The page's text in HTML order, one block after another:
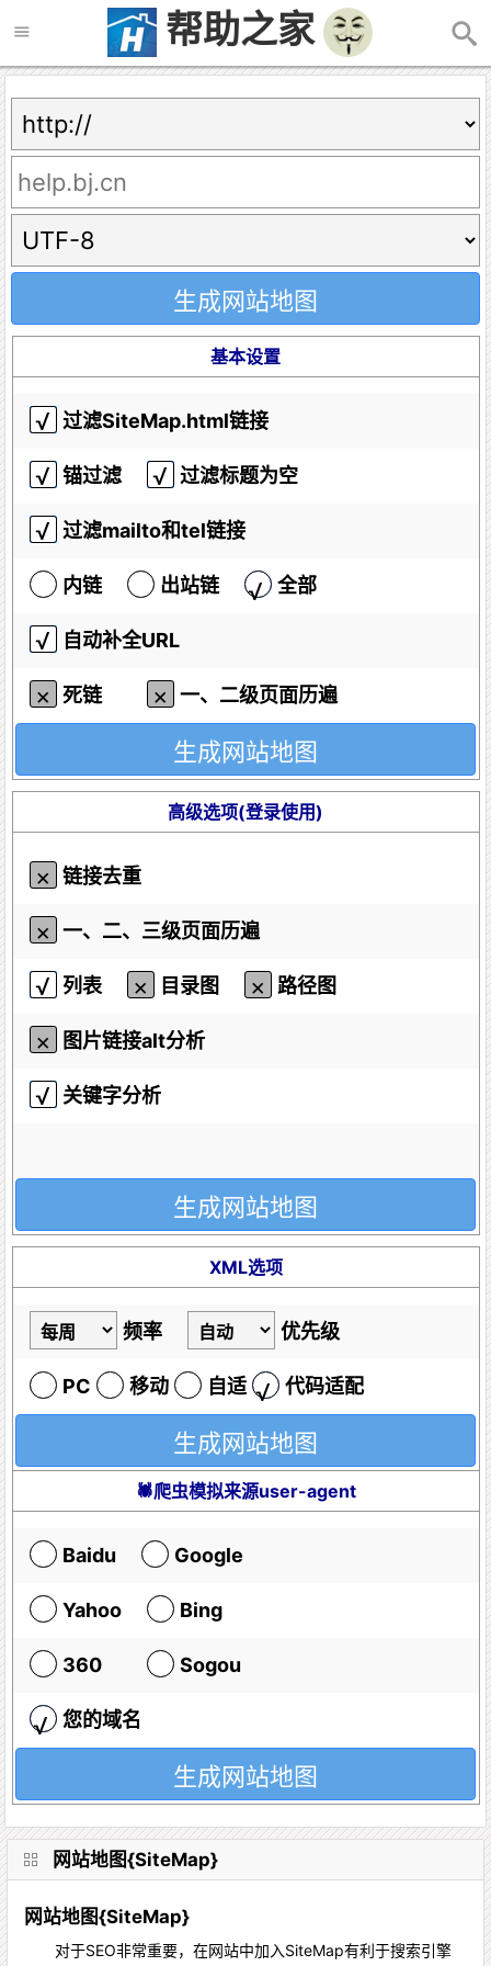
帮助之家
基本设置
过滤SiteMap.html链接
锚过滤 过滤标题为空
过滤mailto和tel链接
内链 出站链 全部
自动补全URL
死链 一、二级页面历遍
高级选项(登录使用)
链接去重
一、二、三级页面历遍
列表 目录图 路径图
图片链接alt分析
关键字分析
XML选项
频率 优先级
PC 移动 自适 代码适配
🕷爬虫模拟来源user-agent
Baidu Google
Yahoo Bing
360 Sogou
您的域名
网站地图{SiteMap}
网站地图{SiteMap}
对于SEO非常重要，在网站中加入SiteMap有利于搜索引擎